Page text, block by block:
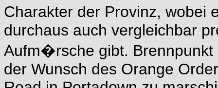
Charakter der Provinz,
durchaus auch vergleichbar
Aufm�rsche gibt. Brennpunkt
der Wunsch des Orange